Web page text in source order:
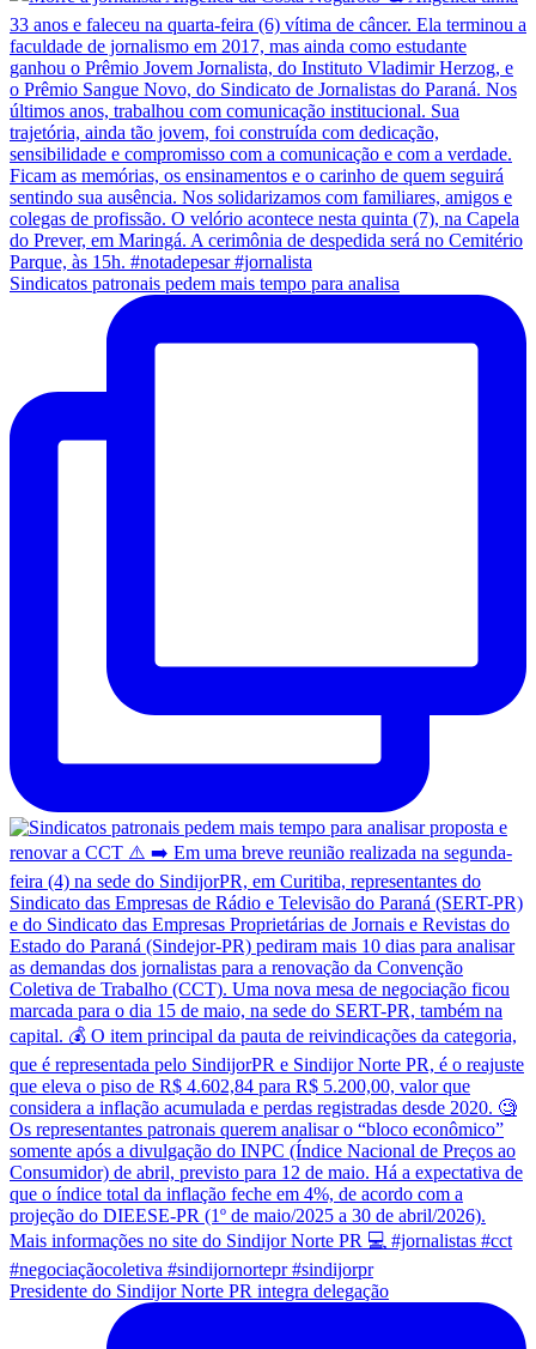
Sindicatos patronais pedem mais tempo para analisa
Presidente do Sindijor Norte PR integra delegação